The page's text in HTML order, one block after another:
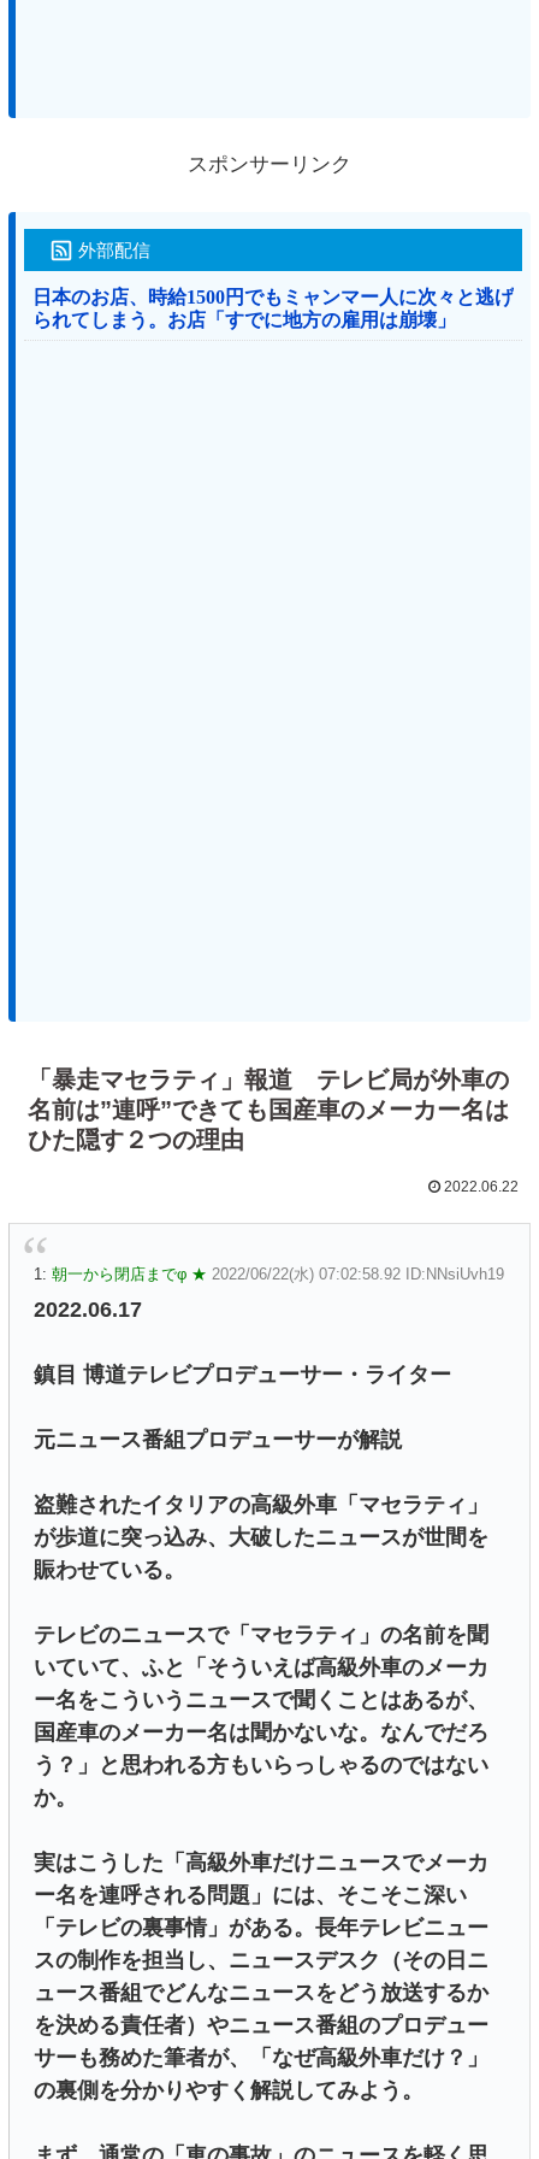
スポンサーリンク
外部配信
日本のお店、時給1500円でもミャンマー人に次々と逃げ
られてしまう。お店「すでに地方の雇用は崩壊」
「暴走マセラティ」報道 テレビ局が外車の
名前は”連呼”できても国産車のメーカー名は
ひた隠す２つの理由
2022.06.22
1: 朝一から閉店までφ ★ 2022/06/22(水) 07:02:58.92 ID:NNsiUvh19
2022.06.17
鎮目 博道テレビプロデューサー・ライター
元ニュース番組プロデューサーが解説
盗難されたイタリアの高級外車「マセラティ」
が歩道に突っ込み、大破したニュースが世間を
賑わせている。
テレビのニュースで「マセラティ」の名前を聞
いていて、ふと「そういえば高級外車のメーカ
ー名をこういうニュースで聞くことはあるが、
国産車のメーカー名は聞かないな。なんでだろ
う？」と思われる方もいらっしゃるのではない
か。
実はこうした「高級外車だけニュースでメーカ
ー名を連呼される問題」には、そこそこ深い
「テレビの裏事情」がある。長年テレビニュー
スの制作を担当し、ニュースデスク（その日ニ
ュース番組でどんなニュースをどう放送するか
を決める責任者）やニュース番組のプロデュー
サーも務めた筆者が、「なぜ高級外車だけ？」
の裏側を分かりやすく解説してみよう。